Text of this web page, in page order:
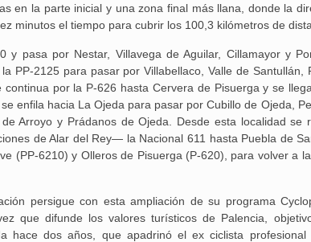
en la parte inicial y una zona final más llana, donde la
minutos el tiempo para cubrir los 100,3 kilómetros de
pasa por Nestar, Villavega de Aguilar, Cillamayor y
PP-2125 para pasar por Villabellaco, Valle de Santullán,
por la P-626 hasta Cervera de Pisuerga y se
enfila hacia La Ojeda para pasar por Cubillo de Ojeda,
Arroyo y Prádanos de Ojeda. Desde esta localidad se
de Alar del Rey— la Nacional 611 hasta Puebla de
(PP-6210) y Olleros de Pisuerga (P-620), para volver a
persigue con esta ampliación de su programa
que difunde los valores turísticos de Palencia,
hace dos años, que apadrinó el ex ciclista profesional
Aguilar de
memoria: